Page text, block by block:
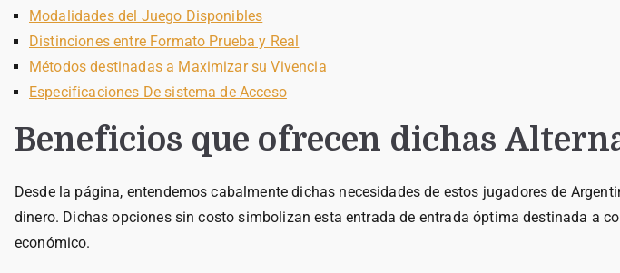
Modalidades del Juego Disponibles
Distinciones entre Formato Prueba y Real
Métodos destinadas a Maximizar su Vivencia
Especificaciones De sistema de Acceso
Beneficios que ofrecen dichas
Desde la página, entendemos cabalmente dichas necesidades de estos jugadores de
dinero. Dichas opciones sin costo simbolizan esta entrada de entrada óptima destinada a
económico.